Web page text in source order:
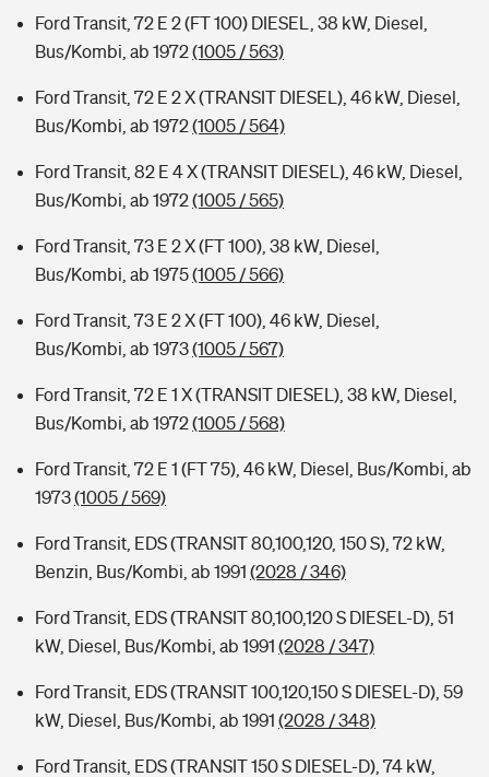
Ford Transit, 72 E 2 (FT 100) DIESEL, 38 kW, Diesel,
Bus/Kombi, ab 1972(1005 / 563)
Ford Transit, 72 E 2 X (TRANSIT DIESEL), 46 kW, Diesel,
Bus/Kombi, ab 1972(1005 / 564)
Ford Transit, 82 E 4 X (TRANSIT DIESEL), 46 kW, Diesel,
Bus/Kombi, ab 1972(1005 / 565)
Ford Transit, 73 E 2 X (FT 100), 38 kW, Diesel,
Bus/Kombi, ab 1975(1005 / 566)
Ford Transit, 73 E 2 X (FT 100), 46 kW, Diesel,
Bus/Kombi, ab 1973(1005 / 567)
Ford Transit, 72 E 1 X (TRANSIT DIESEL), 38 kW, Diesel,
Bus/Kombi, ab 1972(1005 / 568)
Ford Transit, 72 E 1 (FT 75), 46 kW, Diesel, Bus/Kombi, ab
1973(1005 / 569)
Ford Transit, EDS (TRANSIT 80,100,120, 150 S), 72 kW,
Benzin, Bus/Kombi, ab 1991 (2028 / 346)
Ford Transit, EDS (TRANSIT 80,100,120 S DIESEL-D), 51
kW, Diesel, Bus/Kombi, ab 1991 (2028 / 347)
Ford Transit, EDS (TRANSIT 100,120,150 S DIESEL-D), 59
kW, Diesel, Bus/Kombi, ab 1991 (2028 / 348)
Ford Transit, EDS (TRANSIT 150 S DIESEL-D), 74 kW,